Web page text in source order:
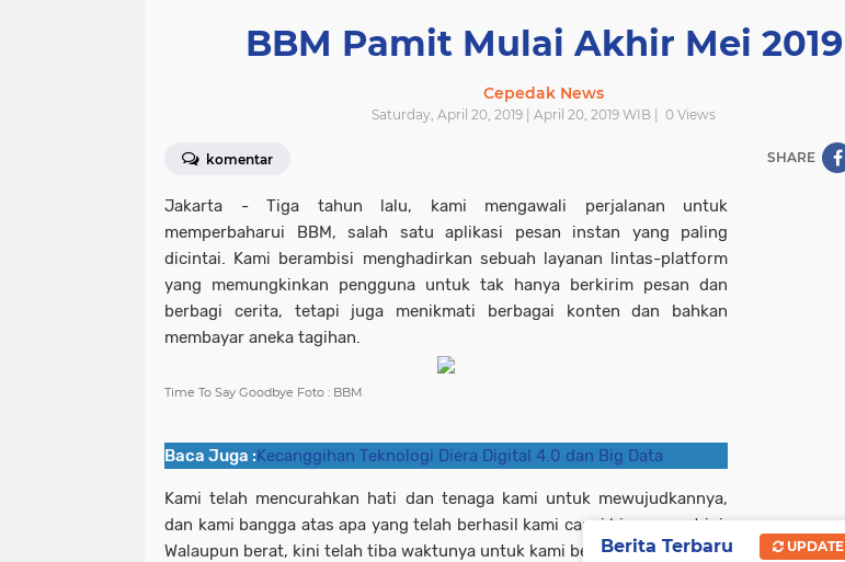
BBM Pamit Mulai Akhir Mei 2019
Cepedak News
Saturday, April 20, 2019 | April 20, 2019 WIB | 0 Views
komentar SHARE
Jakarta - Tiga tahun lalu, kami mengawali perjalanan untuk
memperbaharui BBM, salah satu aplikasi pesan instan yang paling
dicintai. Kami berambisi menghadirkan sebuah layanan lintas-platform
yang memungkinkan pengguna untuk tak hanya berkirim pesan dan
berbagi cerita, tetapi juga menikmati berbagai konten dan bahkan
membayar aneka tagihan.
Time To Say Goodbye Foto : BBM
Baca Juga :Kecanggihan Teknologi Diera Digital 4.0 dan Big Data
Kami telah mencurahkan hati dan tenaga kami untuk mewujudkannya,
dan kami bangga atas apa yang telah berhasil kami capai hingga saat ini.
Walaupun berat, kini telah tiba waktunya untuk kami beranjak.Berita Terbaru UPDATE